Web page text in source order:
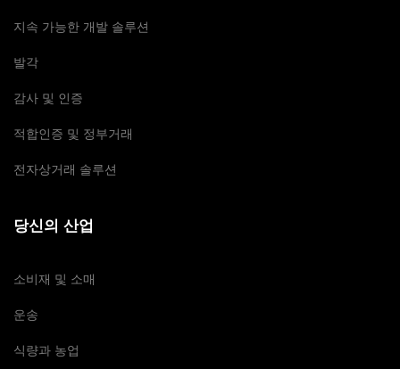
지속 가능한 개발 솔루션
발각
감사 및 인증
적합인증 및 정부거래
전자상거래 솔루션
당신의 산업
소비재 및 소매
운송
식량과 농업